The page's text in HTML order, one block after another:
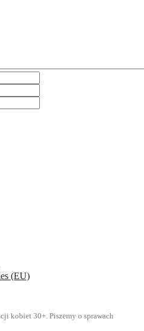
(EU)
kobiet 30+. Piszemy o sprawach